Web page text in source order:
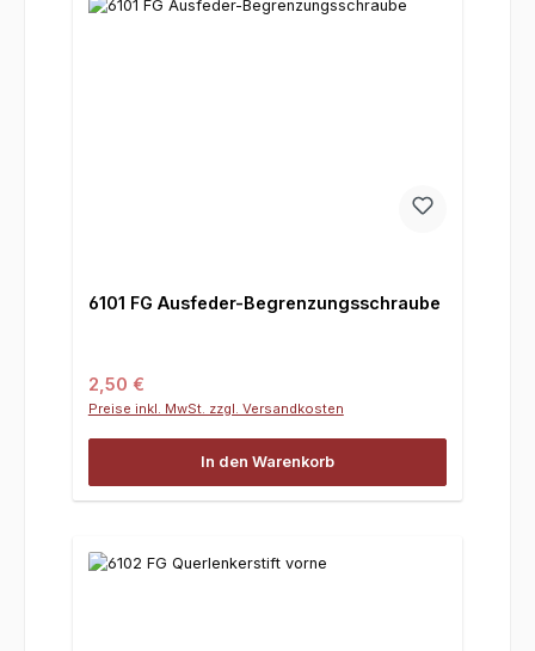
6101 FG Ausfeder-Begrenzungsschraube
Regulärer Preis:
2,50 €
Preise inkl. MwSt. zzgl. Versandkosten
In den Warenkorb